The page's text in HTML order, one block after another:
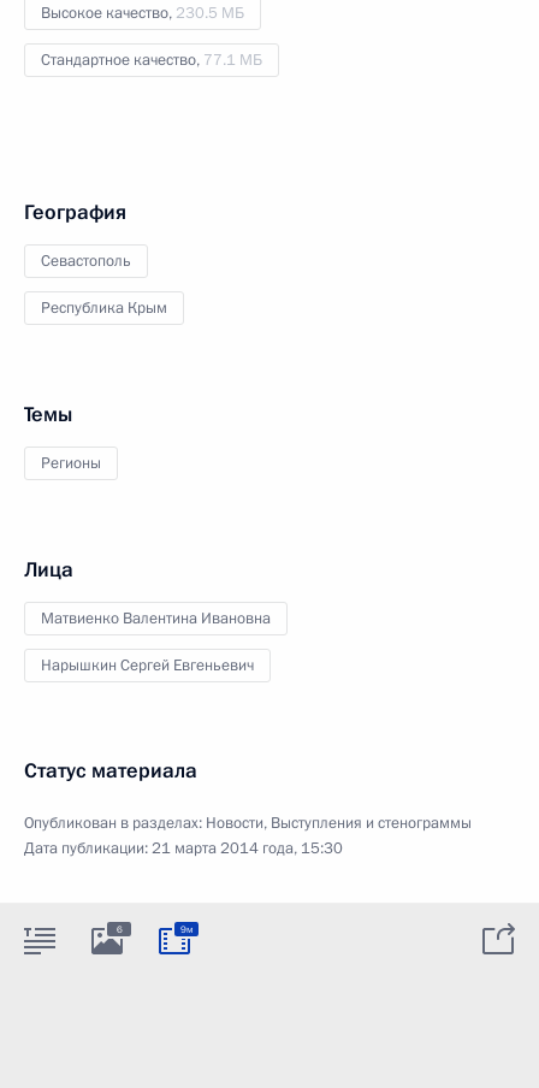
Высокое качество, 230.5 МБ
Стандартное качество, 77.1 МБ
География
Севастополь
Республика Крым
Темы
Регионы
Лица
Матвиенко Валентина Ивановна
Нарышкин Сергей Евгеньевич
Статус материала
Опубликован в разделах: Новости, Выступления и стенограммы
Дата публикации:21 марта 2014 года, 15:30
6 9м